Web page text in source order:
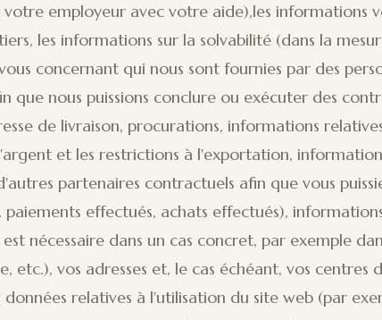
employeur avec votre aide),les informations
les informations sur la solvabilité (dans la
concernant qui nous sont fournies par des
que nous puissions conclure ou exécuter des
de livraison, procurations, informations
et les restrictions à l'exportation,
partenaires contractuels afin que vous
effectués, achats effectués),
nécessaire dans un cas concret, par exemple
vos adresses et, le cas échéant, vos centres
relatives à l'utilisation du site web (par